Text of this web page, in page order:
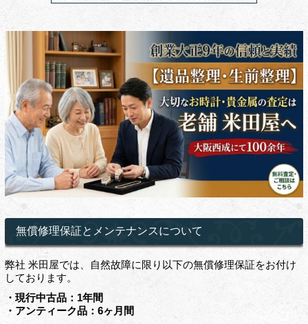
無償修理保証とメンテナンスについて
弊社 米田屋では、自然故障に限り以下の無償修理保証をお付け
しております。
・現行中古品：1年間
・アンティーク品：6ヶ月間